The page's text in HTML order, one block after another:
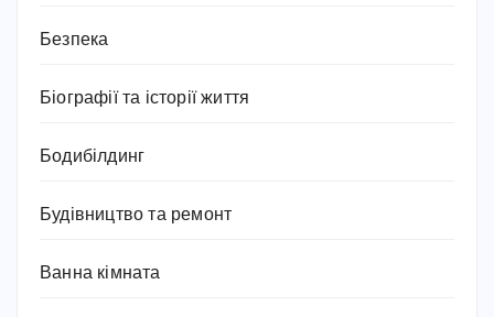
Безпека
Біографії та історії життя
Бодибілдинг
Будівництво та ремонт
Ванна кімната